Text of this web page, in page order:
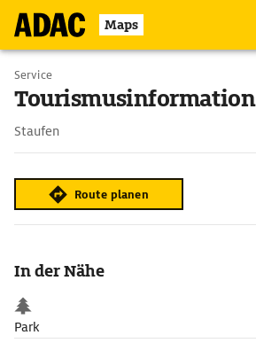
Maps
Service
Staufen
Route planen
In der Nähe
Park